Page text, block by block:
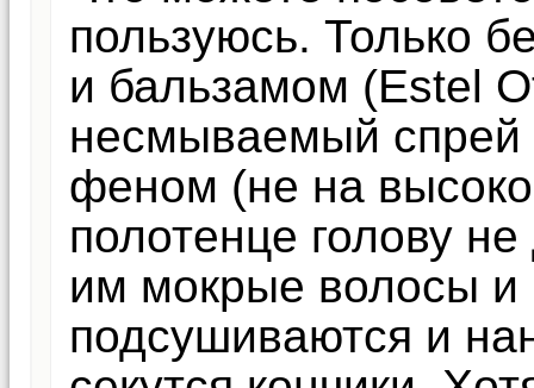
пользуюсь. Только
и бальзамом (Estel
несмываемый
феном (не на
полотенце голову
им мокрые волосы и
подсушиваются и